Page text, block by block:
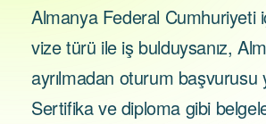
Almanya Federal Cumhuriyeti
vize türü ile iş bulduysanız,
ayrılmadan oturum başvurusu
Sertifika ve diploma gibi